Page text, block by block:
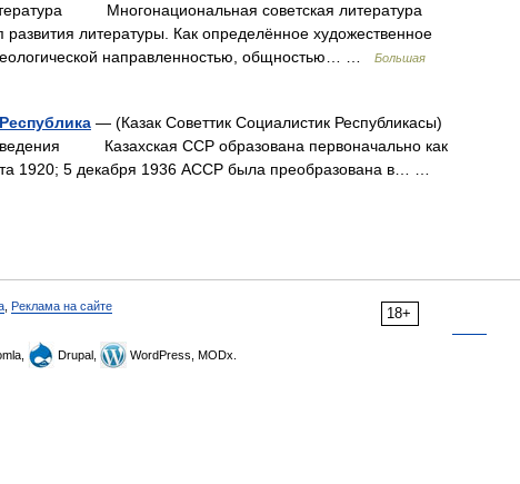
Многонациональная советская литература
развития литературы. Как определённое художественное
направленностью, общностью… …
Большая
— (Казак Советтик Социалистик Республикасы)
Казахская ССР образована первоначально как
1920; 5 декабря 1936 АССР была преобразована в… …
18+
Реклама на сайте
Drupal, WordPress, MODx.